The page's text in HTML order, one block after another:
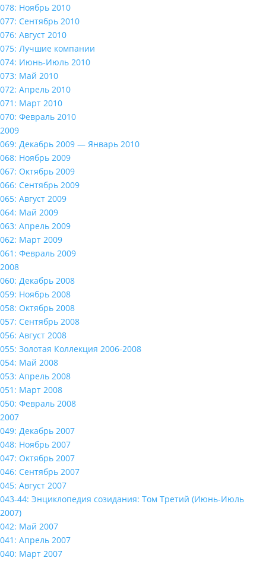
078: Ноябрь 2010
077: Сентябрь 2010
076: Август 2010
075: Лучшие компании
074: Июнь-Июль 2010
073: Май 2010
072: Апрель 2010
071: Март 2010
070: Февраль 2010
2009
069: Декабрь 2009 — Январь 2010
068: Ноябрь 2009
067: Октябрь 2009
066: Сентябрь 2009
065: Август 2009
064: Май 2009
063: Апрель 2009
062: Март 2009
061: Февраль 2009
2008
060: Декабрь 2008
059: Ноябрь 2008
058: Октябрь 2008
057: Сентябрь 2008
056: Август 2008
055: Золотая Коллекция 2006-2008
054: Май 2008
053: Апрель 2008
051: Март 2008
050: Февраль 2008
2007
049: Декабрь 2007
048: Ноябрь 2007
047: Октябрь 2007
046: Сентябрь 2007
045: Август 2007
043-44: Энциклопедия созидания: Том Третий (Июнь-Июль
2007)
042: Май 2007
041: Апрель 2007
040: Март 2007